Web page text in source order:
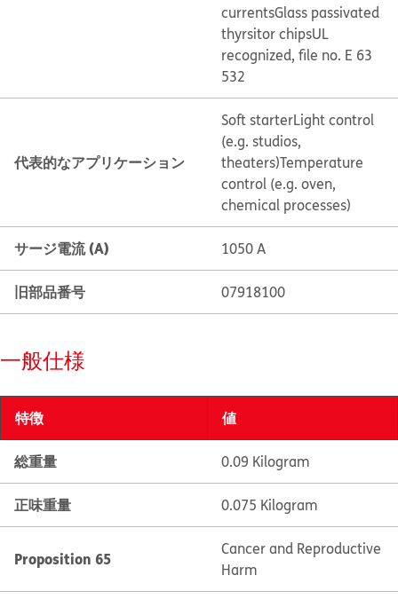
currentsGlass passivated
thyrsitor chipsUL
recognized, file no. E 63
532
代表的なアプリケーション
Soft starterLight control
(e.g. studios,
theaters)Temperature
control (e.g. oven,
chemical processes)
サージ電流 (A) 1050 A
旧部品番号 07918100
一般仕様
特徴 値
総重量 0.09 Kilogram
正味重量 0.075 Kilogram
Proposition 65
Cancer and Reproductive
Harm